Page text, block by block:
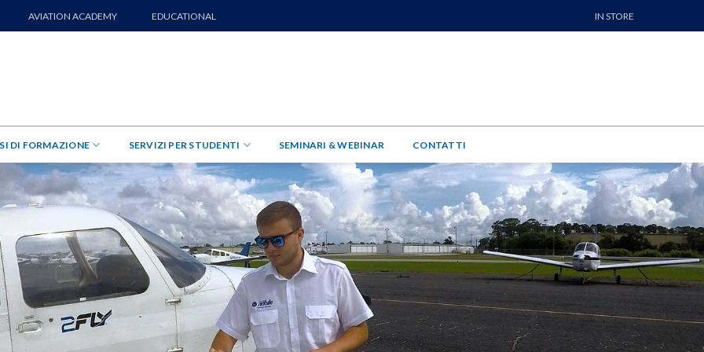
AVIATION ACADEMY EDUCATIONAL IN STORE
DI FORMAZIONE SERVIZI PER STUDENTI SEMINARI & WEBINAR CONTATTI